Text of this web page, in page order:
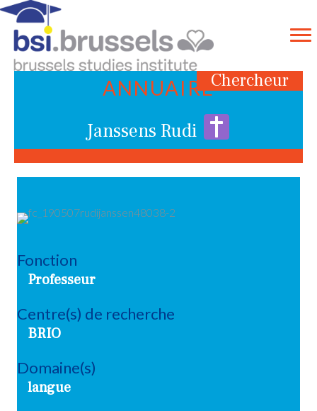
Chercheur
ANNUAIRE
Janssens Rudi
Fonction
Professeur
Centre(s) de recherche
BRIO
Domaine(s)
langue